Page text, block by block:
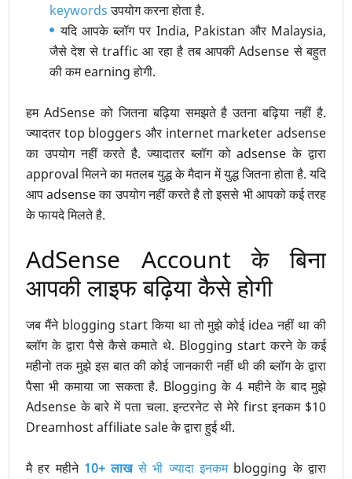
keywordsउपयोग करना होता है.
यदि आपके ब्लॉग पर India, Pakistan और Malaysia,
जैसे देश से traffic आ रहा है तब आपकी Adsense से बहुत
की कम earning होगी.
हम AdSense को जितना बढ़िया समझते है उतना बढ़िया नहीं है.
ज्यादतर top bloggers और internet marketer adsense
का उपयोग नहीं करते है. ज्यादातर ब्लॉग को adsense के द्वारा
approval मिलने का मतलब युद्ध के मैदान में युद्ध जितना होता है. यदि
आप adsense का उपयोग नहीं करते है तो इससे भी आपको कई तरह
के फायदे मिलते है.
AdSense Account के बिना
आपकी लाइफ बढ़िया कैसे होगी
जब मैंने blogging start किया था तो मुझे कोई idea नहीं था की
ब्लॉग के द्वारा पैसे कैसे कमाते थे. Blogging start करने के कई
महीनो तक मुझे इस बात की कोई जानकारी नहीं थी की ब्लॉग के द्वारा
पैसा भी कमाया जा सकता है. Blogging के 4 महीने के बाद मुझे
Adsense के बारे में पता चला. इन्टरनेट से मेरे first इनकम $10
Dreamhost affiliate sale के द्वारा हुई थी.
मै हर महीने 10+ लाखसे भी ज्यादा इनकमblogging के द्वारा